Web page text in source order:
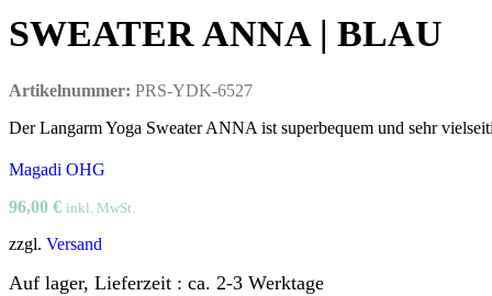
SWEATER ANNA | BLAU
Artikelnummer: PRS-YDK-6527
Der Langarm Yoga Sweater ANNA ist superbequem und sehr
Magadi OHG
96,00 € inkl. MwSt.
zzgl. Versand
Auf lager, Lieferzeit : ca. 2-3 Werktage